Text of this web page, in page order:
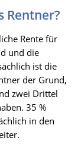
Rentner?
Rente für
und die
ist die
der Grund,
zwei Drittel
35 %
in den